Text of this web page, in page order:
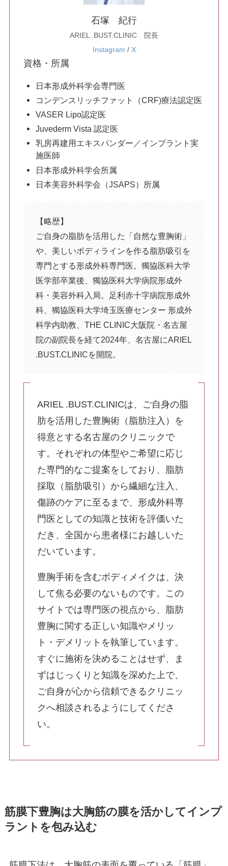
肌育注射
脂肪吸引
豊胸手術
乳輪・乳頭縮小
脂肪注入
脂肪吸引
二の腕の脂肪吸引
胸の脂肪吸引
お腹・ウエスト・腰の脂肪吸引
ふくらはぎ・足首の脂肪吸引
SculptTyte(スカルプトタイト)
豊胸手術
コンデンスリッチファット（CRF）豊胸
シリコンバッグ豊胸・ハイブリッド豊胸・抜
去
最新シリコンバック豊胸 プリザベ
その他（乳輪縮小・乳頭縮小）
- 当院について
- 初めての方へ
- 症例モニター制度
石塚 紀行
ARIEL .BUST.CLINIC 院長
Instagram / X
資格・所属
日本形成外科学会専門医
コンデンスリッチファット（CRF)療法認定医
VASER Lipo認定医
Juvederm Vista 認定医
乳房再建用エキスパンダー／インプラント実
施医師
日本形成外科学会所属
日本美容外科学会（JSAPS）所属
【略歴】
ご自身の脂肪を活用した「自然な豊胸術」
や、美しいボディラインを作る脂肪吸引を
専門とする形成外科専門医。獨協医科大学
医学部卒業後、獨協医科大学病院形成外
科・美容外科入局。足利赤十字病院形成外
科、獨協医科大学埼玉医療センター 形成外
科学内助教、THE CLINIC大阪院・名古屋
院の副院長を経て2024年、名古屋にARIEL
.BUST.CLINICを開院。
ARIEL .BUST.CLINICは、ご自身の脂
肪を活用した豊胸術（脂肪注入）を
得意とする名古屋のクリニックで
す。それぞれの体型やご希望に応じ
た専門的なご提案をしており、脂肪
採取（脂肪吸引）から繊細な注入、
傷跡のケアに至るまで、形成外科専
門医としての知識と技術を評価いた
だき、全国から患者様にお越しいた
だいています。
豊胸手術を含むボディメイクは、決
して焦る必要のないものです。この
サイトでは専門医の視点から、脂肪
豊胸に関する正しい知識やメリッ
ト・デメリットを執筆しています。
すぐに施術を決めることはせず、ま
ずはじっくりと知識を深めた上で、
ご自身が心から信頼できるクリニッ
クへ相談されるようにしてくださ
い。
筋膜下豊胸は大胸筋の膜を活かしてインプ
ラントを包み込む